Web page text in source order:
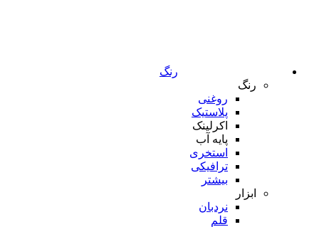
رنگ
رنگ
روغنی
پلاستیک
اکرلینک
پایه آب
استخری
ترافیکی
بیشتر
ابزار
نردبان
قلم